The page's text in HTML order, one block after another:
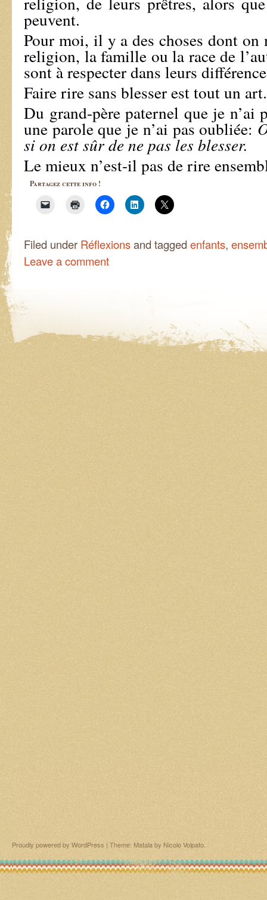
peuvent.
Pour moi, il y a des choses dont on
religion, la famille ou la race de
sont à respecter dans leurs
Faire rire sans blesser est tout un art.
Du grand-père paternel que je n’ai
une parole que je n’ai pas oubliée:
si on est sûr de ne pas les blesser.
Le mieux n’est-il pas de rire
Partagez cette info !
Filed under Réflexionsand tagged enfants,
Leave a comment
Proudly powered by WordPress | Theme: Matala by Nicolo Volpato